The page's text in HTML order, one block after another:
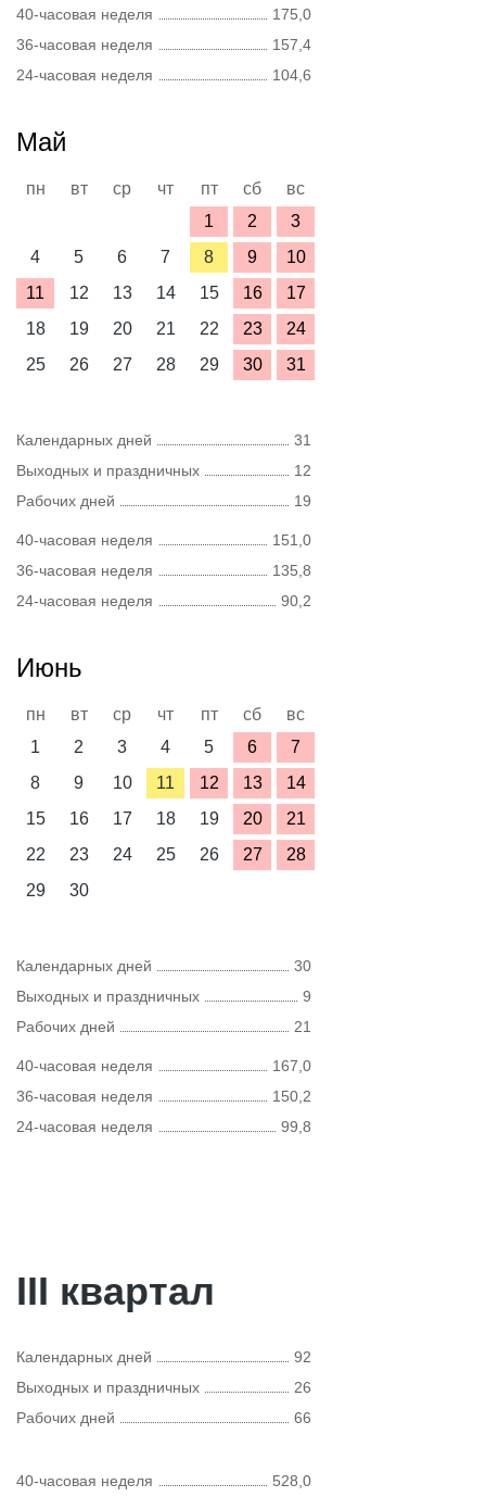
40-часовая неделя
175,0
36-часовая неделя
157,4
24-часовая неделя
104,6
Май
пн вт ср чт пт сб
вс
1
2
3
4
5 6 7 8 9
10
11
12 13 14 15 16
17
18
19 20 21 22 23
24
25
26 27 28 29 30 31
Календарных дней
31
Выходных и праздничных
12
Рабочих дней
19
40-часовая неделя
151,0
36-часовая неделя
135,8
24-часовая неделя
90,2
Июнь
пн вт ср чт пт сб
вс
1
2 3 4 5 6
7
8
9 10 11 12 13
14
15
16 17 18 19 20
21
22
23 24 25 26 27
28
29
30
Календарных дней
30
Выходных и праздничных
9
Рабочих дней
21
40-часовая неделя
167,0
36-часовая неделя
150,2
24-часовая неделя
99,8
III квартал
Календарных дней
92
Выходных и праздничных
26
Рабочих дней
66
40-часовая неделя 528,0